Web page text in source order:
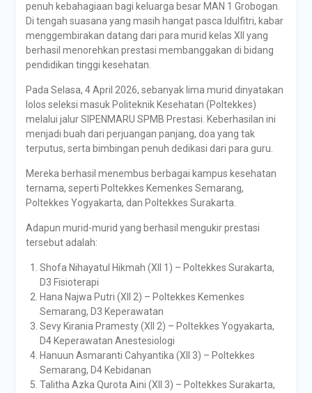
penuh kebahagiaan bagi keluarga besar MAN 1 Grobogan.
Di tengah suasana yang masih hangat pasca Idulfitri, kabar
menggembirakan datang dari para murid kelas XII yang
berhasil menorehkan prestasi membanggakan di bidang
pendidikan tinggi kesehatan.
Pada Selasa, 4 April 2026, sebanyak lima murid dinyatakan
lolos seleksi masuk Politeknik Kesehatan (Poltekkes)
melalui jalur SIPENMARU SPMB Prestasi. Keberhasilan ini
menjadi buah dari perjuangan panjang, doa yang tak
terputus, serta bimbingan penuh dedikasi dari para guru.
Mereka berhasil menembus berbagai kampus kesehatan
ternama, seperti Poltekkes Kemenkes Semarang,
Poltekkes Yogyakarta, dan Poltekkes Surakarta.
Adapun murid-murid yang berhasil mengukir prestasi
tersebut adalah:
Shofa Nihayatul Hikmah (XII 1) – Poltekkes Surakarta,
D3 Fisioterapi
Hana Najwa Putri (XII 2) – Poltekkes Kemenkes
Semarang, D3 Keperawatan
Sevy Kirania Pramesty (XII 2) – Poltekkes Yogyakarta,
D4 Keperawatan Anestesiologi
Hanuun Asmaranti Cahyantika (XII 3) – Poltekkes
Semarang, D4 Kebidanan
Talitha Azka Qurota Aini (XII 3) – Poltekkes Surakarta,